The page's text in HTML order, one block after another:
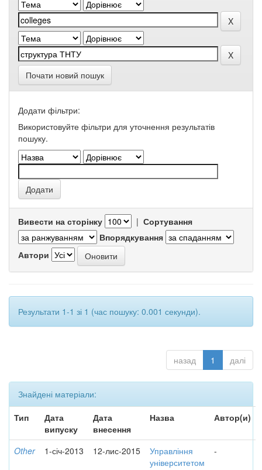
Почати новий пошук
Додати фільтри:
Використовуйте фільтри для уточнення результатів
пошуку.
Вивести на сторінку | Сортування
Впорядкування
Автори
Результати 1-1 зі 1 (час пошуку: 0.001 секунди).
назад 1 далі
Знайдені матеріали:
Тип
Дата
випуску
Дата
внесення
Назва Автор(и)
Other 1-січ-2013 12-лис-2015
Управління
університетом
-